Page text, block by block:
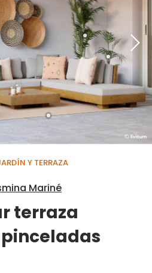
Y TERRAZA
Mariné
terraza